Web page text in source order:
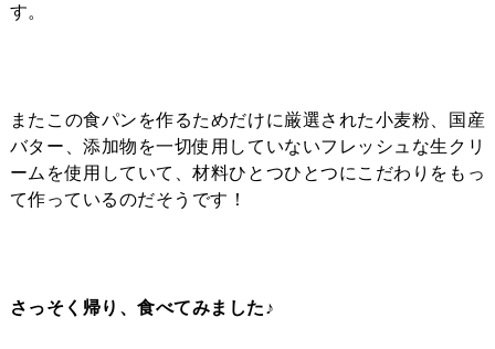
す。
またこの食パンを作るためだけに厳選された小麦粉、国産
バター、添加物を一切使用していないフレッシュな生クリ
ームを使用していて、材料ひとつひとつにこだわりをもっ
て作っているのだそうです！
さっそく帰り、食べてみました♪